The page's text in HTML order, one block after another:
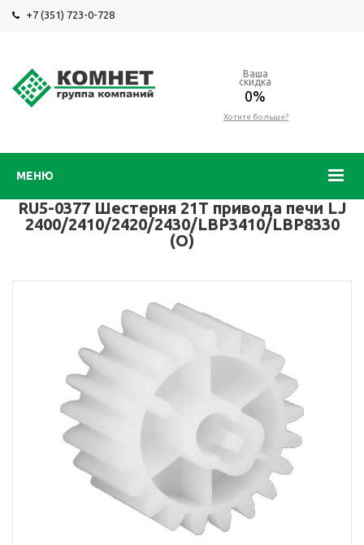
+7 (351) 723-0-728
МЕНЮ
Ваша
скидка
0%
Хотите больше?
RU5-0377 Шестерня 21T привода печи LJ
2400/2410/2420/2430/LBP3410/LBP8330
(O)